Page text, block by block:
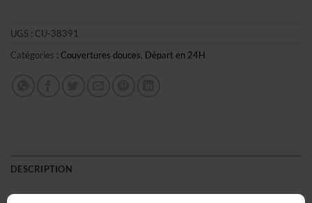
UGS : CU-38391
Catégories : Couvertures douces, Départ en 24H
DESCRIPTION